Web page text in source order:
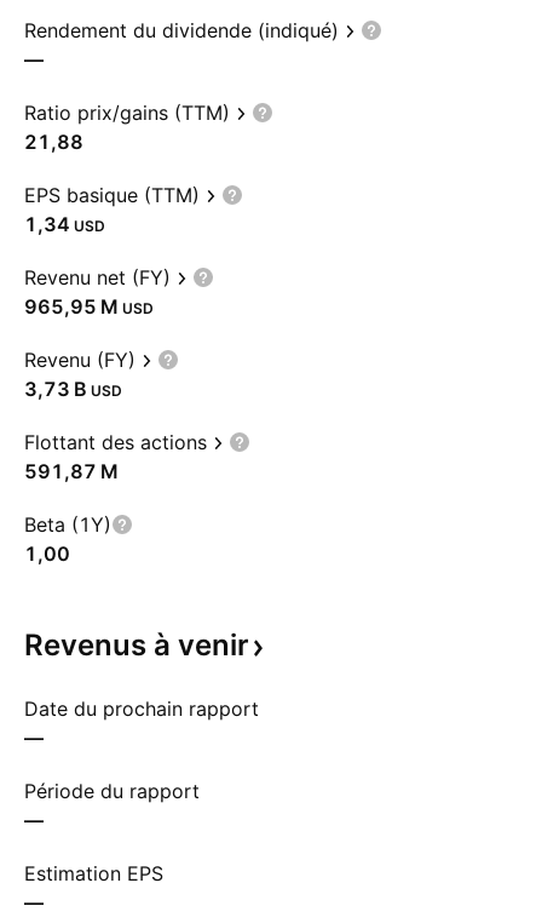
Rendement du dividende (indiqué)
—
Ratio prix/gains (TTM)
21,88
EPS basique (TTM)
1,34 USD
Revenu net (FY)
‪965,95 M‬ USD
Revenu (FY)
‪3,73 B‬ USD
Flottant des actions
‪591,87 M‬
Beta (1Y)
1,00
Revenus à venir
Date du prochain rapport
—
Période du rapport
—
Estimation EPS
—